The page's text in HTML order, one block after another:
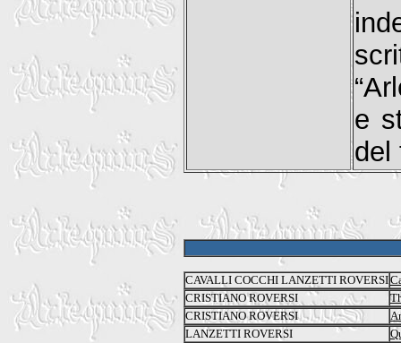
e
del
CAVALLI COCCHI LANZETTI ROVERSI
CRISTIANO ROVERSI
CRISTIANO ROVERSI
LANZETTI ROVERSI